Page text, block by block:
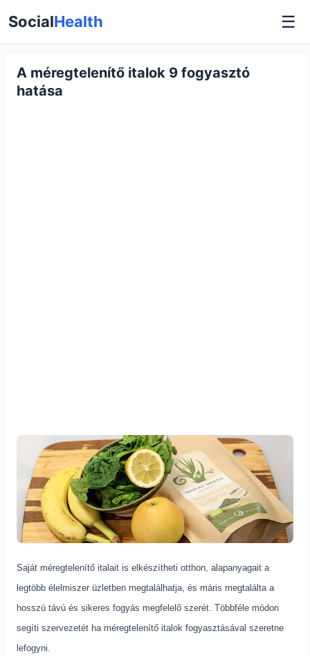
SocialHealth ☰
A méregtelenítő italok 9 fogyasztó
hatása
Saját méregtelenítő italait is elkészítheti otthon, alapanyagait a
legtöbb élelmiszer üzletben megtalálhatja, és máris megtalálta a
hosszú távú és sikeres fogyás megfelelő szerét. Többféle módon
segíti szervezetét ha méregtelenítő italok fogyasztásával szeretne
lefogyni.